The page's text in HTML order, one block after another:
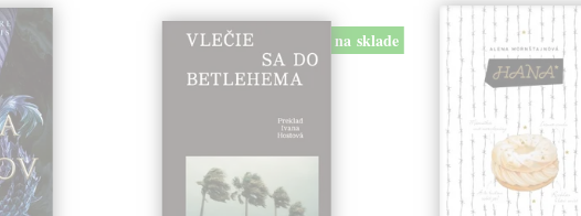
na sklade